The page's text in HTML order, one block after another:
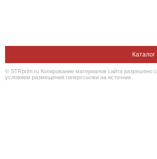
Каталог
© STRprim.ru Копирование материалов сайта разрешено с
условием размещения гиперссылки на источник.